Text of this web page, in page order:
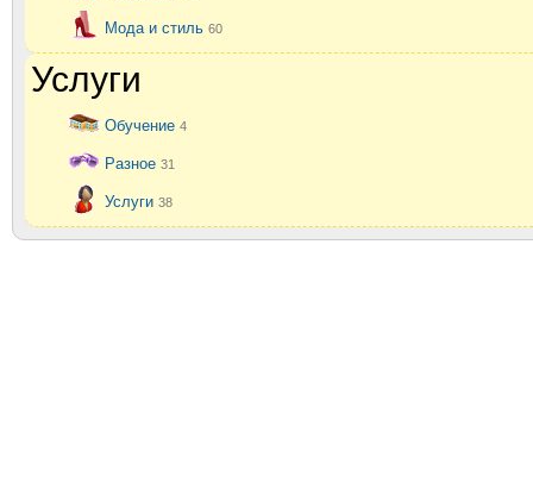
Мода и стиль 60
Услуги
Обучение 4
Разное 31
Услуги 38